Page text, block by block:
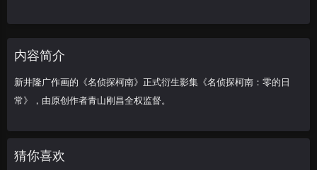
内容简介
新井隆广作画的《名侦探柯南》正式衍生影集《名侦探柯南：零的日
常》，由原创作者青山刚昌全权监督。
猜你喜欢